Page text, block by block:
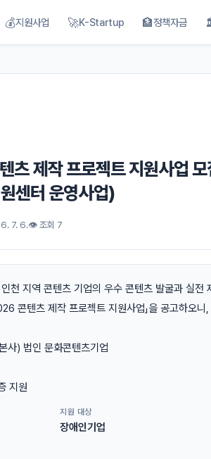
💰지원사업 🚀K-Startup 🏦정책자금
제작 프로젝트 지원사업 모
센터 운영사업)
7. 6.👁 조회 7
천 지역 콘텐츠 기업의 우수 콘텐츠 발굴과 실전
콘텐츠 제작 프로젝트 지원사업」을 공고하오
사) 법인 문화콘텐츠기업
지원
지원 대상
장애인기업